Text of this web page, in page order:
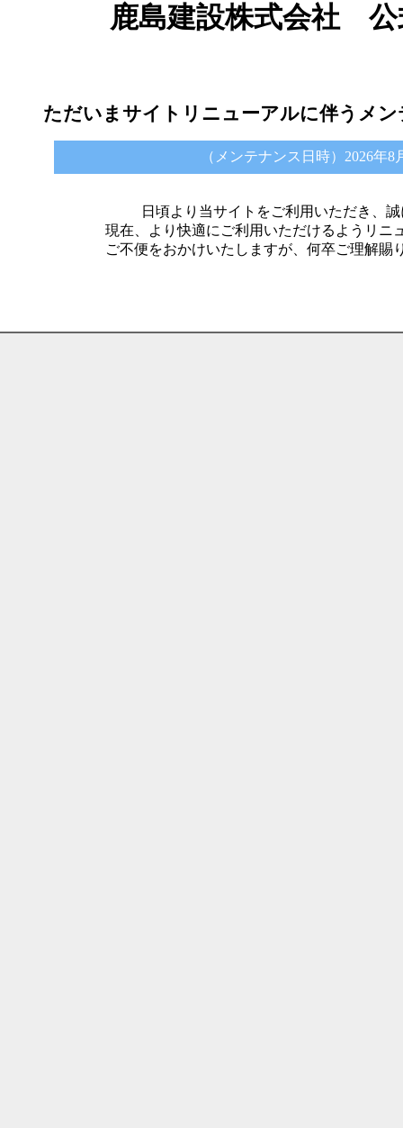
鹿島建設株式会社
ただいまサイトリニューアルに伴うメ
（メンテナンス日時）2026年8
日頃より当サイトをご利用いただき、
現在、より快適にご利用いただけるようリニ
ご不便をおかけいたしますが、何卒ご理解賜